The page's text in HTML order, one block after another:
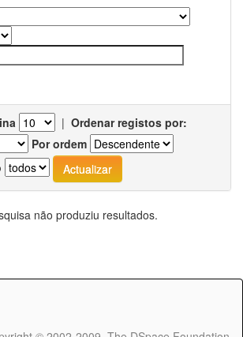
| Ordenar registos por:
Por ordem
não produziu resultados.